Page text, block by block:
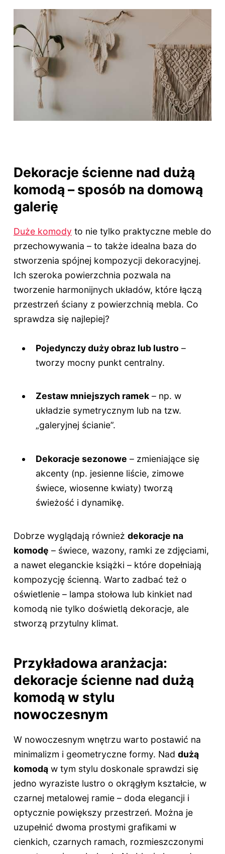
Dekoracje ścienne nad dużą
komodą – sposób na domową
galerię
Duże komody to nie tylko praktyczne meble do
przechowywania – to także idealna baza do
stworzenia spójnej kompozycji dekoracyjnej.
Ich szeroka powierzchnia pozwala na
tworzenie harmonijnych układów, które łączą
przestrzeń ściany z powierzchnią mebla. Co
sprawdza się najlepiej?
Pojedynczy duży obraz lub lustro –
tworzy mocny punkt centralny.
Zestaw mniejszych ramek – np. w
układzie symetrycznym lub na tzw.
„galeryjnej ścianie”.
Dekoracje sezonowe – zmieniające się
akcenty (np. jesienne liście, zimowe
świece, wiosenne kwiaty) tworzą
świeżość i dynamikę.
Dobrze wyglądają również dekoracje na
komodę – świece, wazony, ramki ze zdjęciami,
a nawet eleganckie książki – które dopełniają
kompozycję ścienną. Warto zadbać też o
oświetlenie – lampa stołowa lub kinkiet nad
komodą nie tylko doświetlą dekoracje, ale
stworzą przytulny klimat.
Przykładowa aranżacja:
dekoracje ścienne nad dużą
komodą w stylu
nowoczesnym
W nowoczesnym wnętrzu warto postawić na
minimalizm i geometryczne formy. Nad dużą
komodąw tym stylu doskonale sprawdzi się
jedno wyraziste lustro o okrągłym kształcie, w
czarnej metalowej ramie – doda elegancji i
optycznie powiększy przestrzeń. Można je
uzupełnić dwoma prostymi grafikami w
cienkich, czarnych ramach, rozmieszczonymi